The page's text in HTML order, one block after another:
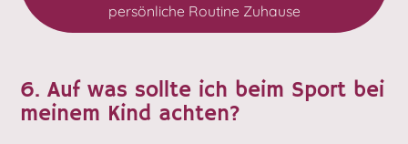
persönliche Routine Zuhause
6. Auf was sollte ich beim Sport bei
meinem Kind achten?